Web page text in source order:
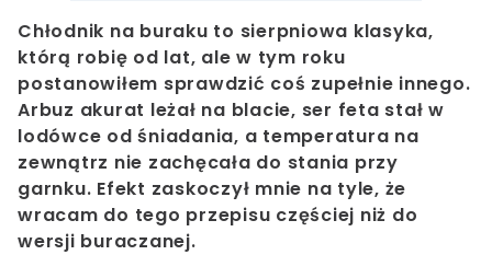
Chłodnik na buraku to sierpniowa klasyka,
którą robię od lat, ale w tym roku
postanowiłem sprawdzić coś zupełnie innego.
Arbuz akurat leżał na blacie, ser feta stał w
lodówce od śniadania, a temperatura na
zewnątrz nie zachęcała do stania przy
garnku. Efekt zaskoczył mnie na tyle, że
wracam do tego przepisu częściej niż do
wersji buraczanej.